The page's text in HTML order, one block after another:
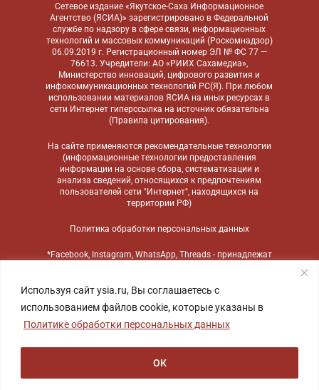
Используя сайт ysia.ru, Вы соглашаетесь с
использованием файлов cookie, которые указаны в
Политике обработки персональных данных
ОК
Сетевое издание «Якутское-Саха Информационное
Агентство (ЯСИА)» зарегистрировано в Федеральной
службе по надзору в сфере связи, информационных
технологий и массовых коммуникаций (Роскомнадзор)
06.09.2019 г. Регистрационный номер ЭЛ № ФС 77 —
76613. Учредители: АО «РИИХ Сахамедиа»,
Министерство инноваций, цифрового развития и
инфокоммуникационных технологий РС(Я). При любом
использовании материалов ЯСИА на иных ресурсах в
сети Интернет гиперссылка на источник обязательна
(Правила цитирования).
На сайте применяются рекомендательные технологии
(информационные технологии предоставления
информации на основе сбора, систематизации и
анализа сведений, относящихся к предпочтениям
пользователей сети "Интернет", находящихся на
территории РФ)
Политика обработки персональных данных
*Facebook, Instagram, WhatsApp, Threads - принадлежат